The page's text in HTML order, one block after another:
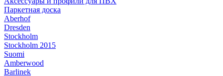
Паркетная доска
Aberhof
Dresden
Stockholm
Stockholm 2015
Suomi
Amberwood
Barlinek